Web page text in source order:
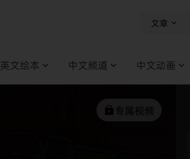
文章
英文绘本 中文频道 中文动画
专属视频